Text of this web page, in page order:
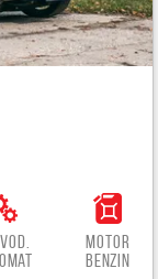
Motor
benzin